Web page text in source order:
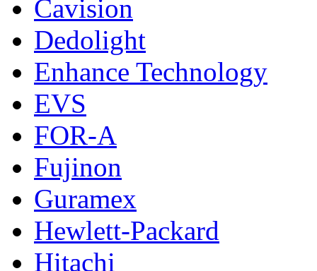
Cavision
Dedolight
Enhance Technology
EVS
FOR-A
Fujinon
Guramex
Hewlett-Packard
Hitachi